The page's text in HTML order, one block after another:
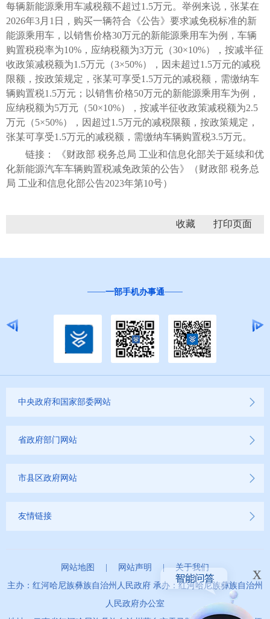
每辆新能源乘用车减税额不超过1.5万元。举例来说，张某在
2026年3月1日，购买一辆符合《公告》要求减免税标准的新
能源乘用车，以销售价格30万元的新能源乘用车为例，车辆
购置税税率为10%，应纳税额为3万元（30×10%），按减半征
收政策减税额为1.5万元（3×50%），因未超过1.5万元的减税
限额，按政策规定，张某可享受1.5万元的减税额，需缴纳车
辆购置税1.5万元；以销售价格50万元的新能源乘用车为例，
应纳税额为5万元（50×10%），按减半征收政策减税额为2.5
万元（5×50%），因超过1.5万元的减税限额，按政策规定，
张某可享受1.5万元的减税额，需缴纳车辆购置税3.5万元。
链接： 《财政部 税务总局 工业和信息化部关于延续和优
化新能源汽车车辆购置税减免政策的公告》（财政部 税务总
局 工业和信息化部公告2023年第10号）
收藏
一部手机办事通
中央政府和国家部委网站
省政府部门网站
市县区政府网站
友情链接
网站地图 网站声明 | 关于我们
主办：红河哈尼族彝族自治州人民政府 承办：红河哈尼族彝族自治州
人民政府办公室
x